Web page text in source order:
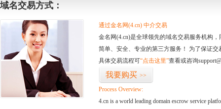
域名交易方式：
通过金名网(4.cn) 中介交易
金名网(4.cn)是全球领先的域名交易服务机构
简单、安全、专业的第三方服务！ 为了保证
具体交易流程可“点击这里”查看或咨询
我要购买 >>
Process Overview:
4.cn is a world leading domain escrow service